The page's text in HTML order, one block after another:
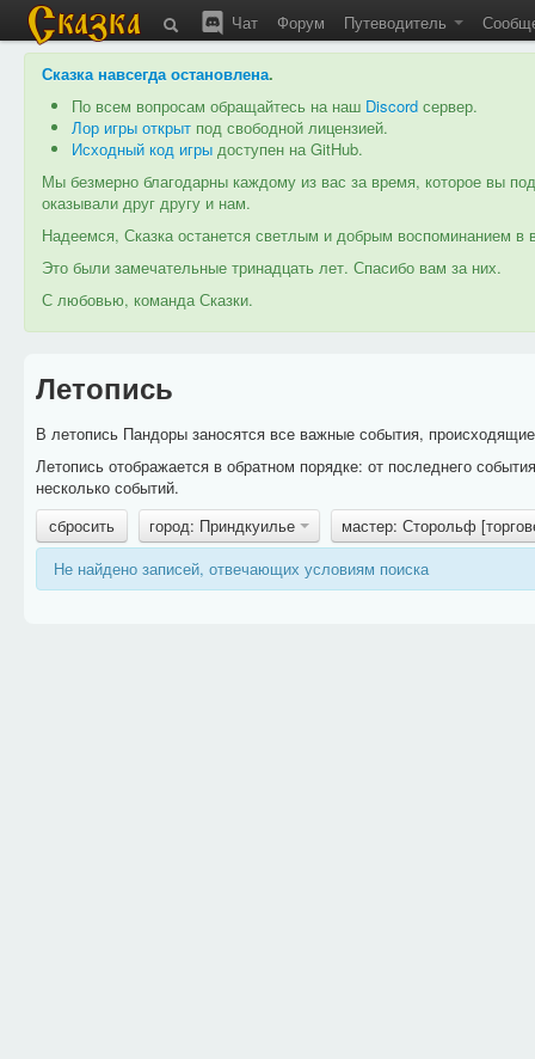
Чат Форум Путеводитель
Сказка навсегда остановлена.
По всем вопросам обращайтесь на наш Discord сервер.
Лор игры открыт под свободной лицензией.
Исходный код игры доступен на GitHub.
Мы безмерно благодарны каждому из вас за время, которое вы
оказывали друг другу и нам.
Надеемся, Сказка останется светлым и добрым воспоминанием
Это были замечательные тринадцать лет. Спасибо вам за них.
С любовью, команда Сказки.
Летопись
В летопись Пандоры заносятся все важные события,
Летопись отображается в обратном порядке: от последнего
несколько событий.
сбросить
город: Приндкуилье
мастер: Сторольф
Не найдено записей, отвечающих условиям поиска